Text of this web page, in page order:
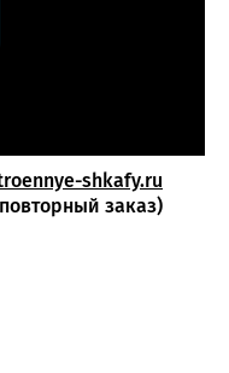
shkafy.ru
заказ)